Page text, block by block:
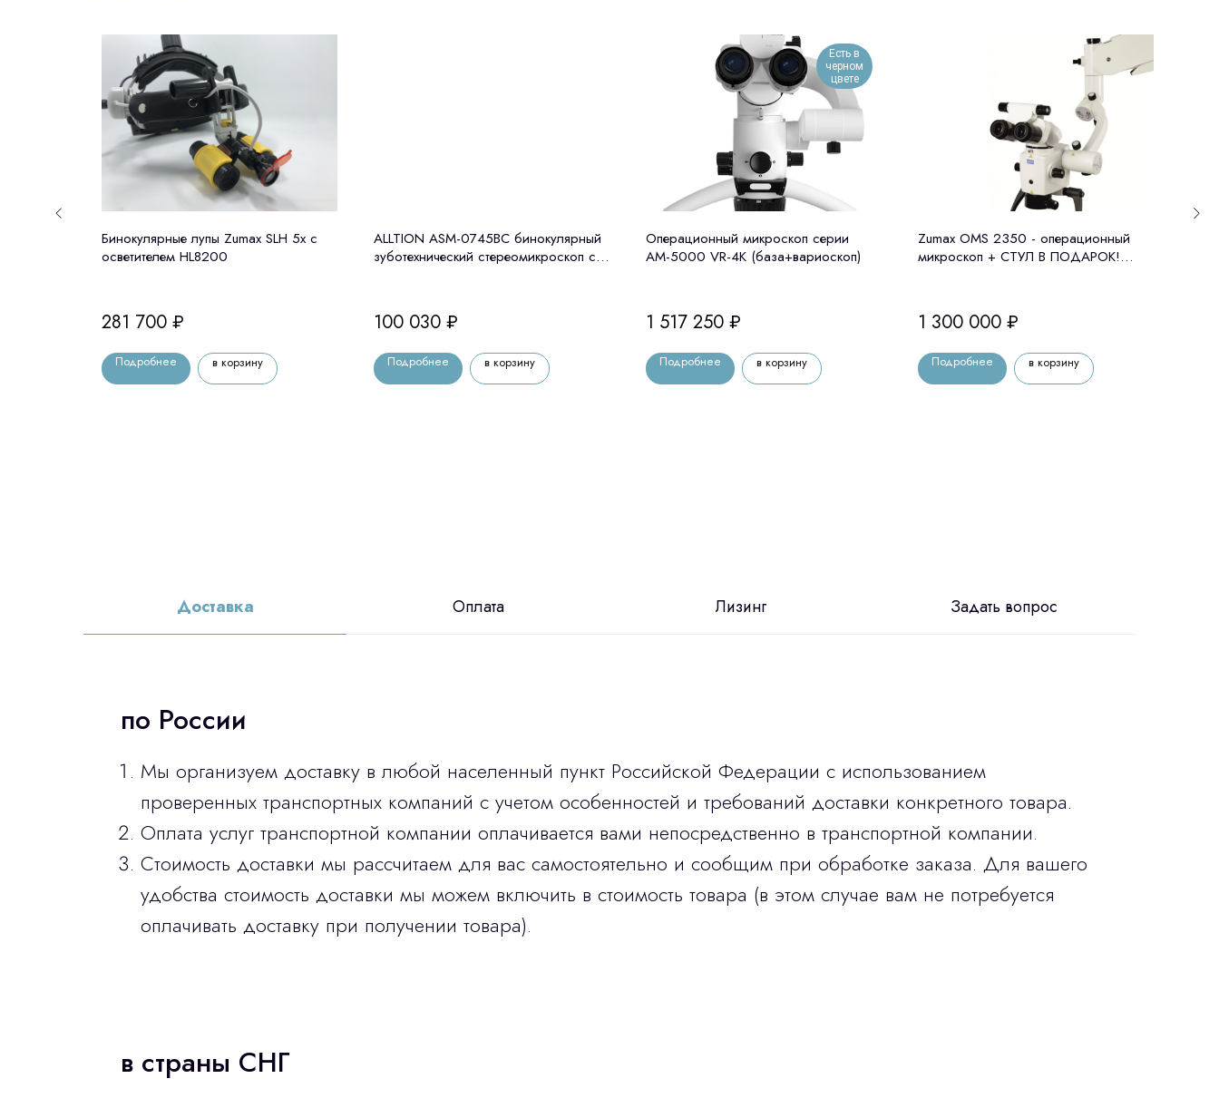
Бинокулярные лупы Zumax SLH 5x c
осветителем HL8200
281 700 ₽
Подробнее в корзину
ALLTION ASM-0745BC бинокулярный
зуботехнический стереомикроскоп с
100 030 ₽
Подробнее в корзину
Есть в
черном
цвете
Операционный микроскоп серии
АМ-5000 VR-4K (база+вариоскоп)
1 517 250 ₽
Подробнее в корзину
Zumax OMS 2350 - операционный
микроскоп + СТУЛ В ПОДАРОК!
1 300 000 ₽
Подробнее в корзину
Доставка Оплата Лизинг Задать вопрос
по России
Мы организуем доставку в любой населенный пункт Российской Федерации с использованием
проверенных транспортных компаний с учетом особенностей и требований доставки конкретного товара.
Оплата услуг транспортной компании оплачивается вами непосредственно в транспортной компании.
Стоимость доставки мы рассчитаем для вас самостоятельно и сообщим при обработке заказа. Для вашего
удобства стоимость доставки мы можем включить в стоимость товара (в этом случае вам не потребуется
оплачивать доставку при получении товара).
в страны СНГ